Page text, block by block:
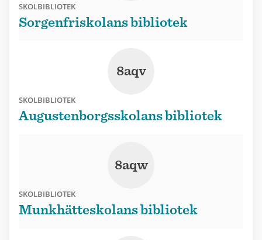
SKOLBIBLIOTEK
Sorgenfriskolans bibliotek
8aqv
SKOLBIBLIOTEK
Augustenborgsskolans bibliotek
8aqw
SKOLBIBLIOTEK
Munkhätteskolans bibliotek